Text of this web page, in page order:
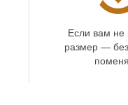
Если вам
размер —